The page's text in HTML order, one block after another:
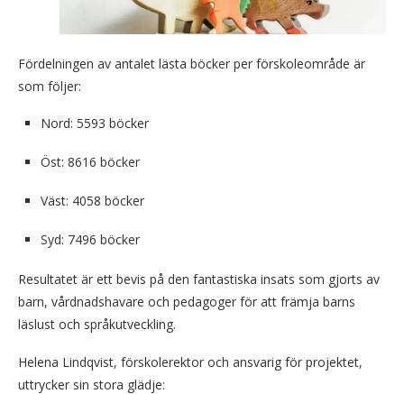
Fördelningen av antalet lästa böcker per förskoleområde är
som följer:
Nord: 5593 böcker
Öst: 8616 böcker
Väst: 4058 böcker
Syd: 7496 böcker
Resultatet är ett bevis på den fantastiska insats som gjorts av
barn, vårdnadshavare och pedagoger för att främja barns
läslust och språkutveckling.
Helena Lindqvist, förskolerektor och ansvarig för projektet,
uttrycker sin stora glädje: